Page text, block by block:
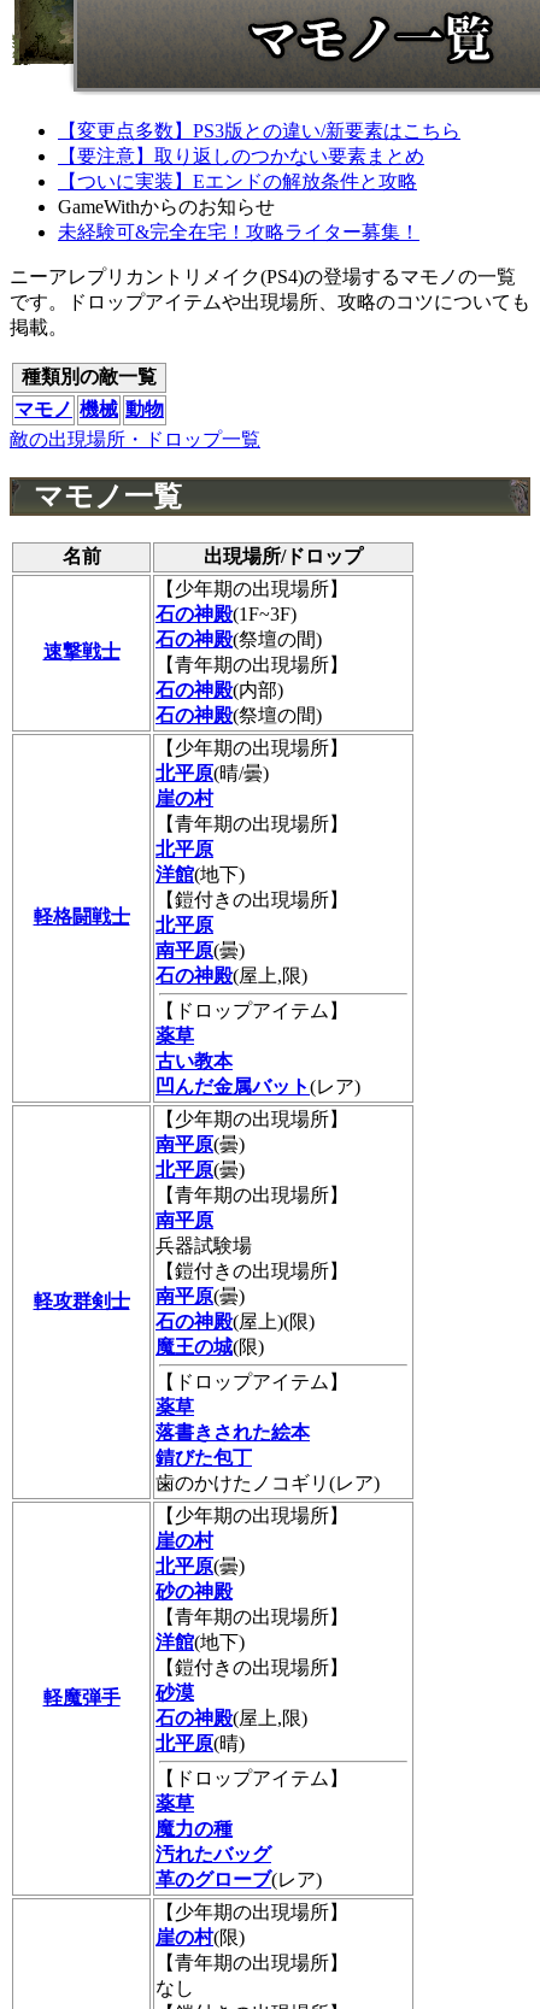
【変更点多数】PS3版との違い/新要素はこちら
【要注意】取り返しのつかない要素まとめ
【ついに実装】Eエンドの解放条件と攻略
GameWithからのお知らせ
未経験可&完全在宅！攻略ライター募集！
ニーアレプリカントリメイク(PS4)の登場するマモノの一覧
です。ドロップアイテムや出現場所、攻略のコツについても
掲載。
種類別の敵一覧
マモノ 機械 動物
敵の出現場所・ドロップ一覧
マモノ一覧
名前 出現場所/ドロップ
速撃戦士
【少年期の出現場所】
石の神殿(1F~3F)
石の神殿(祭壇の間)
【青年期の出現場所】
石の神殿(内部)
石の神殿(祭壇の間)
軽格闘戦士
【少年期の出現場所】
北平原(晴/曇)
崖の村
【青年期の出現場所】
北平原
洋館(地下)
【鎧付きの出現場所】
北平原
南平原(曇)
石の神殿(屋上,限)
【ドロップアイテム】
薬草
古い教本
凹んだ金属バット(レア)
軽攻群剣士
【少年期の出現場所】
南平原(曇)
北平原(曇)
【青年期の出現場所】
南平原
兵器試験場
【鎧付きの出現場所】
南平原(曇)
石の神殿(屋上)(限)
魔王の城(限)
【ドロップアイテム】
薬草
落書きされた絵本
錆びた包丁
歯のかけたノコギリ(レア)
軽魔弾手
【少年期の出現場所】
崖の村
北平原(曇)
砂の神殿
【青年期の出現場所】
洋館(地下)
【鎧付きの出現場所】
砂漠
石の神殿(屋上,限)
北平原(晴)
【ドロップアイテム】
薬草
魔力の種
汚れたバッグ
革のグローブ(レア)
【少年期の出現場所】
崖の村(限)
【青年期の出現場所】
なし